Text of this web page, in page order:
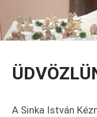
A Sinka István